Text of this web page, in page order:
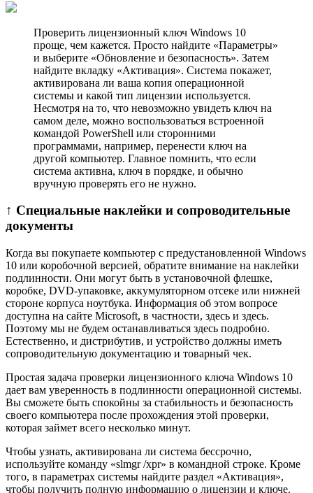
Проверить лицензионный ключ Windows 10
проще, чем кажется. Просто найдите «Параметры»
и выберите «Обновление и безопасность». Затем
найдите вкладку «Активация». Система покажет,
активирована ли ваша копия операционной
системы и какой тип лицензии используется.
Несмотря на то, что невозможно увидеть ключ на
самом деле, можно воспользоваться встроенной
командой PowerShell или сторонними
программами, например, перенести ключ на
другой компьютер. Главное помнить, что если
система активна, ключ в порядке, и обычно
вручную проверять его не нужно.
↑ Специальные наклейки и сопроводительные
документы
Когда вы покупаете компьютер с предустановленной Windows
10 или коробочной версией, обратите внимание на наклейки
подлинности. Они могут быть в установочной флешке,
коробке, DVD-упаковке, аккумуляторном отсеке или нижней
стороне корпуса ноутбука. Информация об этом вопросе
доступна на сайте Microsoft, в частности, здесь и здесь.
Поэтому мы не будем останавливаться здесь подробно.
Естественно, и дистрибутив, и устройство должны иметь
сопроводительную документацию и товарный чек.
Простая задача проверки лицензионного ключа Windows 10
дает вам уверенность в подлинности операционной системы.
Вы сможете быть спокойны за стабильность и безопасность
своего компьютера после прохождения этой проверки,
которая займет всего несколько минут.
Чтобы узнать, активирована ли система бессрочно,
используйте команду «slmgr /xpr» в командной строке. Кроме
того, в параметрах системы найдите раздел «Активация»,
чтобы получить полную информацию о лицензии и ключе.